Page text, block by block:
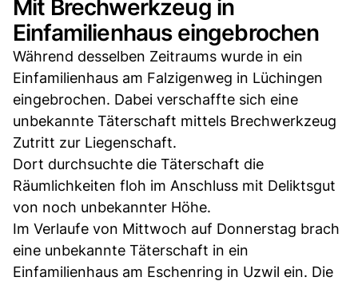
Mit Brechwerkzeug in
Einfamilienhaus eingebrochen
Während desselben Zeitraums wurde in ein
Einfamilienhaus am Falzigenweg in Lüchingen
eingebrochen. Dabei verschaffte sich eine
unbekannte Täterschaft mittels Brechwerkzeug
Zutritt zur Liegenschaft.
Dort durchsuchte die Täterschaft die
Räumlichkeiten floh im Anschluss mit Deliktsgut
von noch unbekannter Höhe.
Im Verlaufe von Mittwoch auf Donnerstag brach
eine unbekannte Täterschaft in ein
Einfamilienhaus am Eschenring in Uzwil ein. Die